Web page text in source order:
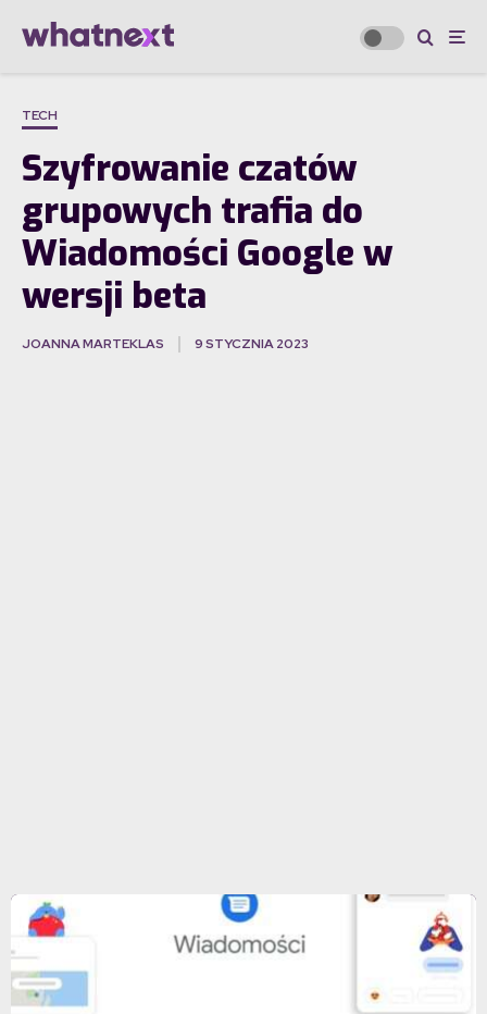
TECH
Szyfrowanie czatów
grupowych trafia do
Wiadomości Google w
wersji beta
JOANNA MARTEKLAS 9 STYCZNIA 2023